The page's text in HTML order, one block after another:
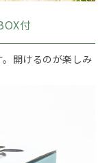
付
開けるのが楽しみ